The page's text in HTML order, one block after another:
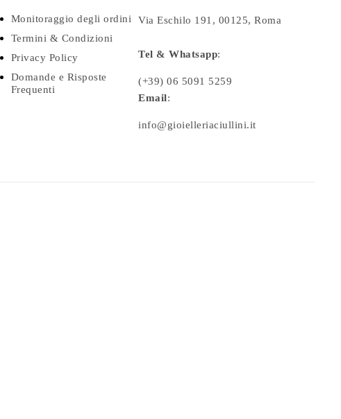
Monitoraggio degli ordini
Termini & Condizioni
Privacy Policy
Domande e Risposte
Frequenti
Via Eschilo 191, 00125, Roma
Tel & Whatsapp:
(+39) 06 5091 5259
Email:
info@gioielleriaciullini.it